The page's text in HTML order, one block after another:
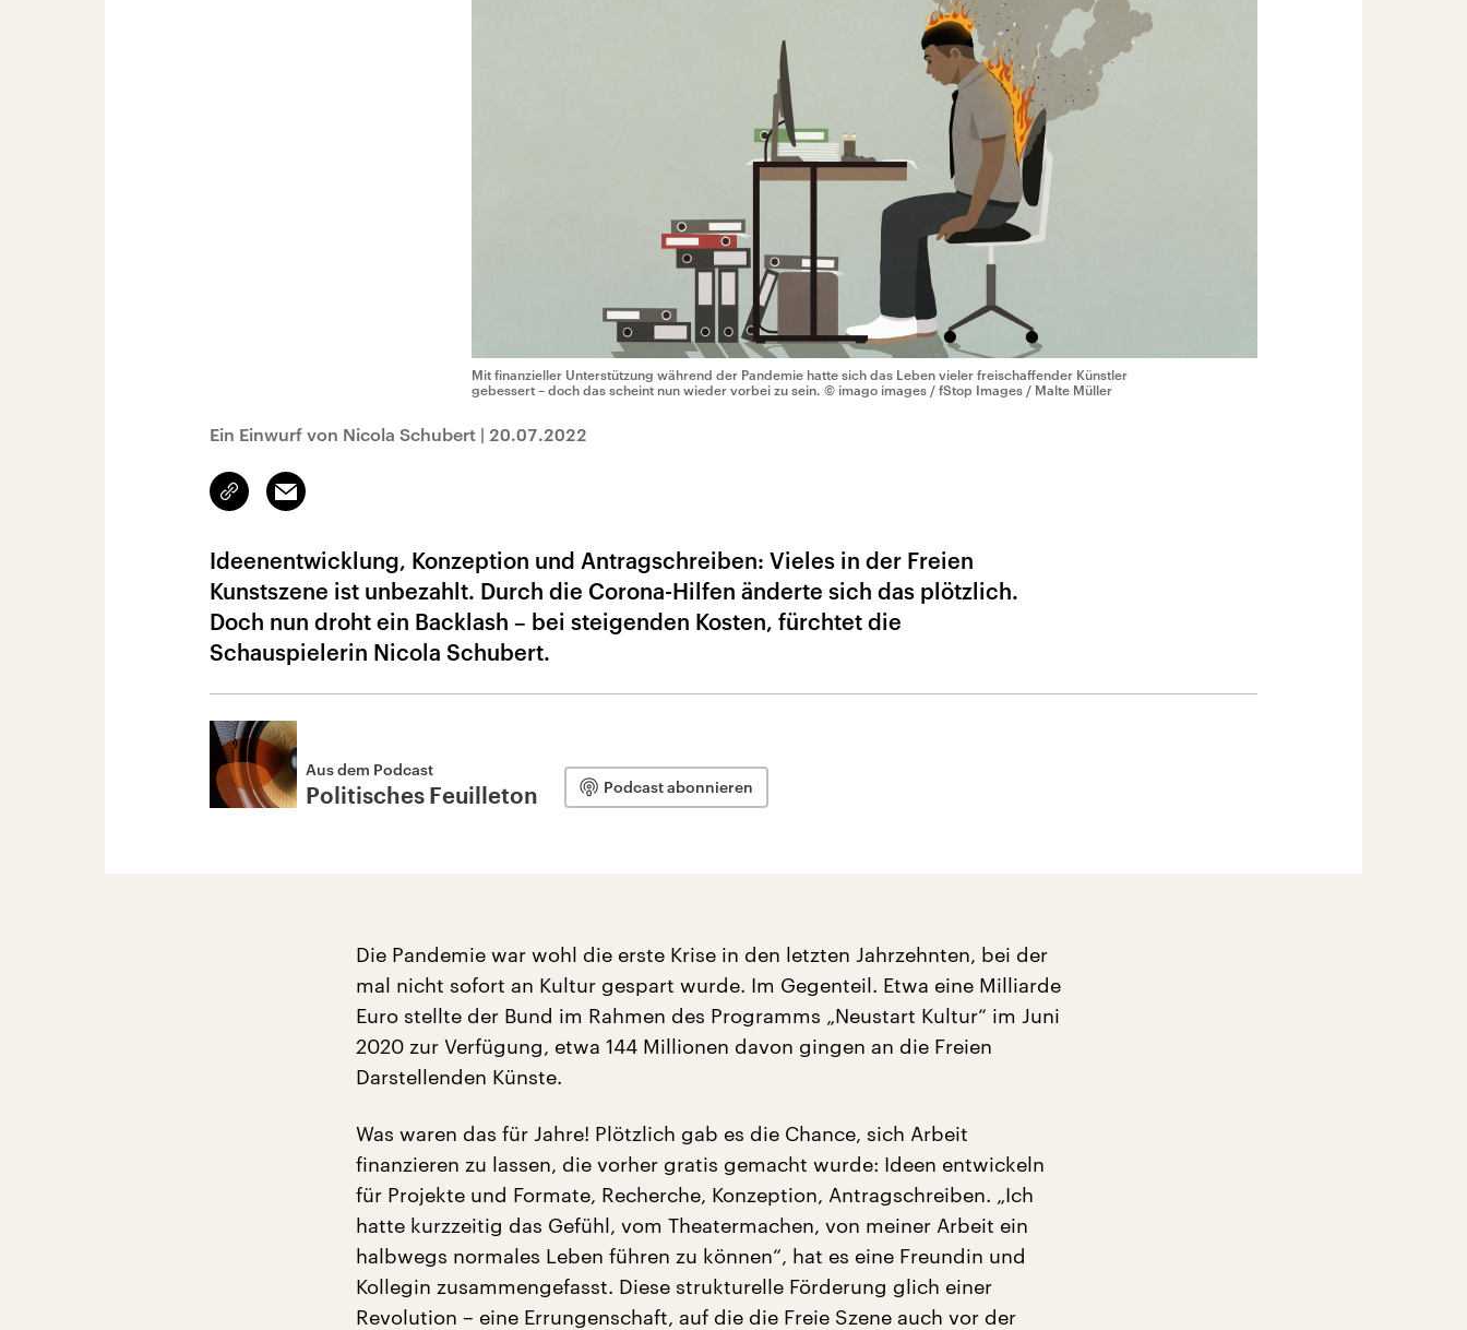
Mit finanzieller Unterstützung während der Pandemie hatte sich das Leben vieler freischaffender Künstler
gebessert – doch das scheint nun wieder vorbei zu sein. © imago images / fStop Images / Malte Müller
Ein Einwurf von Nicola Schubert | 20.07.2022
Link
kopieren/teilen
Email
Ideenentwicklung, Konzeption und Antragschreiben: Vieles in der Freien
Kunstszene ist unbezahlt. Durch die Corona-Hilfen änderte sich das plötzlich.
Doch nun droht ein Backlash – bei steigenden Kosten, fürchtet die
Schauspielerin Nicola Schubert.
Aus dem Podcast
Politisches Feuilleton Podcast abonnieren
Die Pandemie war wohl die erste Krise in den letzten Jahrzehnten, bei der
mal nicht sofort an Kultur gespart wurde. Im Gegenteil. Etwa eine Milliarde
Euro stellte der Bund im Rahmen des Programms „Neustart Kultur“ im Juni
2020 zur Verfügung, etwa 144 Millionen davon gingen an die Freien
Darstellenden Künste.
Was waren das für Jahre! Plötzlich gab es die Chance, sich Arbeit
finanzieren zu lassen, die vorher gratis gemacht wurde: Ideen entwickeln
für Projekte und Formate, Recherche, Konzeption, Antragschreiben. „Ich
hatte kurzzeitig das Gefühl, vom Theatermachen, von meiner Arbeit ein
halbwegs normales Leben führen zu können“, hat es eine Freundin und
Kollegin zusammengefasst. Diese strukturelle Förderung glich einer
Revolution – eine Errungenschaft, auf die die Freie Szene auch vor der